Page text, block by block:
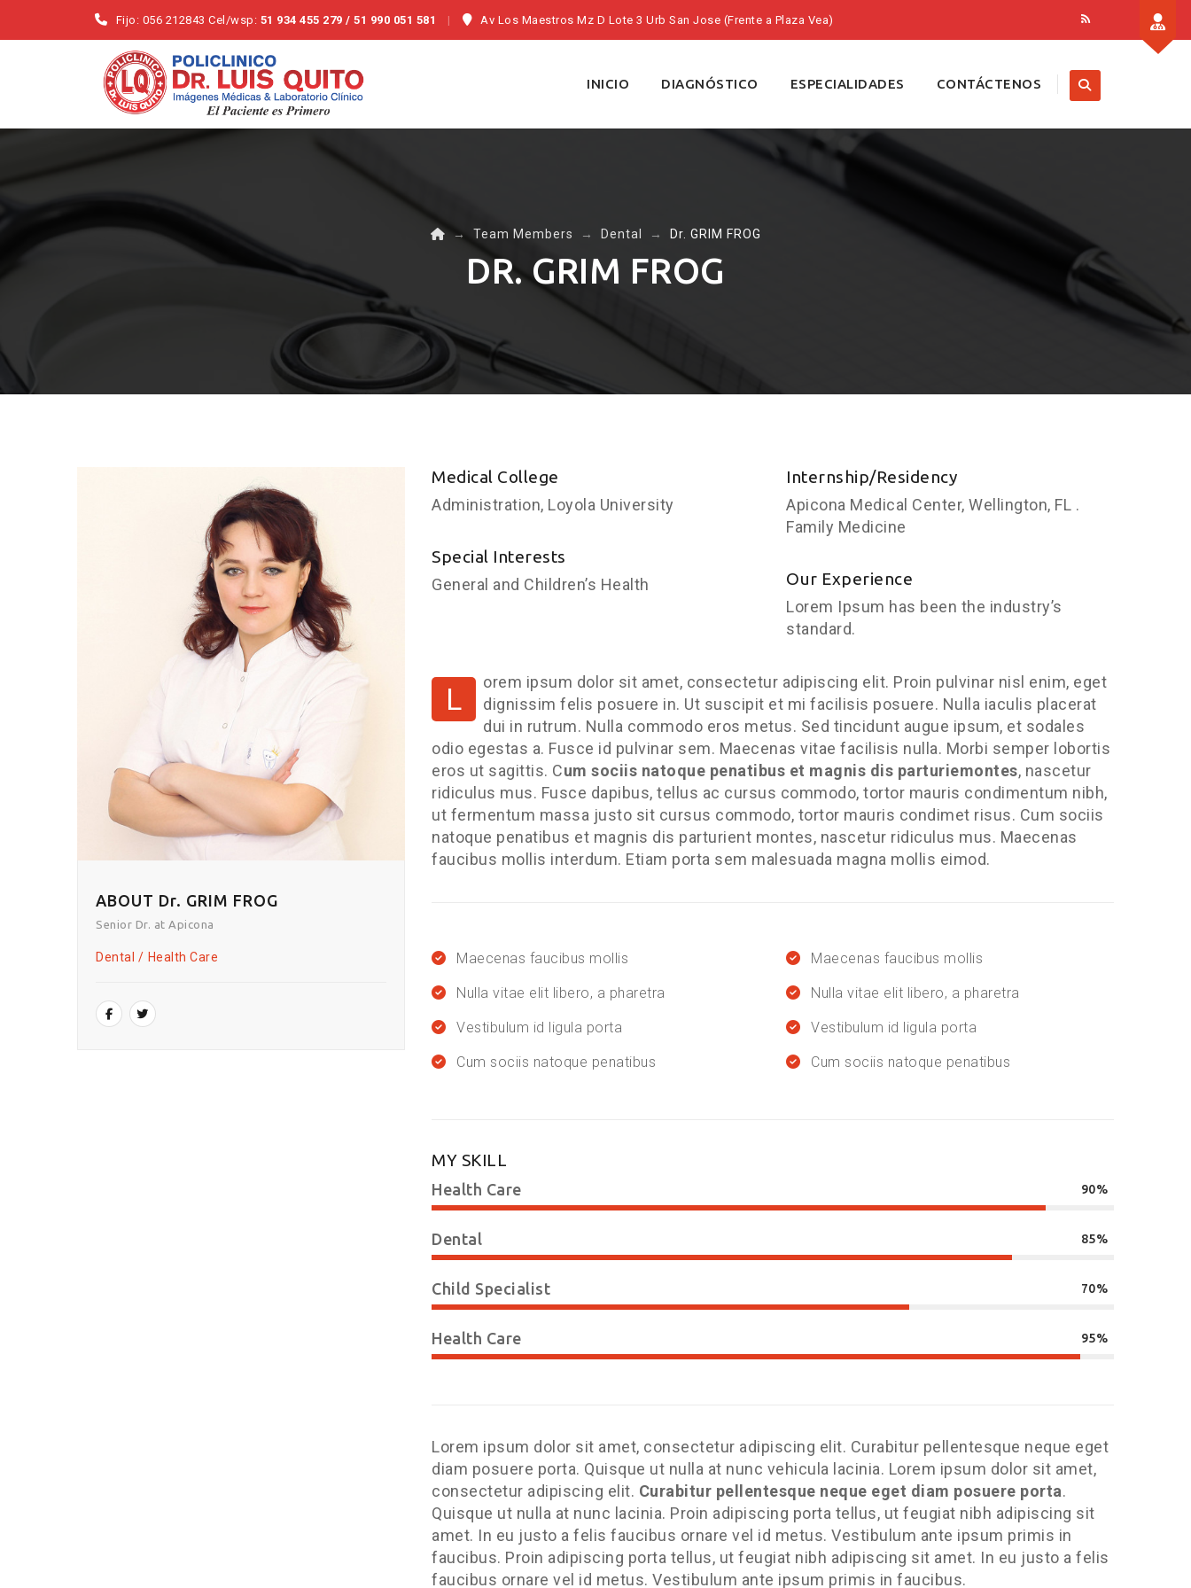
Fijo: 056 212843 Cel/wsp: 51 934 455 279 / 51 990 051 581 Av Los Maestros Mz D Lote 3 Urb San Jose (Frente a Plaza Vea)
content
INICIO DIAGNÓSTICO ESPECIALIDADES CONTÁCTENOS
→ Team Members → Dental → Dr. GRIM FROG
DR. GRIM FROG
ABOUT Dr. GRIM FROG
Senior Dr. at Apicona
Dental Health Care
Medical College
Administration, Loyola University
Special Interests
General and Children’s Health
Internship/Residency
Apicona Medical Center, Wellington, FL .
Family Medicine
Our Experience
Lorem Ipsum has been the industry’s
standard.
L
orem ipsum dolor sit amet, consectetur adipiscing elit. Proin pulvinar nisl enim, eget
dignissim felis posuere in. Ut suscipit et mi facilisis posuere. Nulla iaculis placerat
dui in rutrum. Nulla commodo eros metus. Sed tincidunt augue ipsum, et sodales
odio egestas a. Fusce id pulvinar sem. Maecenas vitae facilisis nulla. Morbi semper lobortis
eros ut sagittis. Cum sociis natoque penatibus et magnis dis parturiemontes, nascetur
ridiculus mus. Fusce dapibus, tellus ac cursus commodo, tortor mauris condimentum nibh,
ut fermentum massa justo sit cursus commodo, tortor mauris condimet risus. Cum sociis
natoque penatibus et magnis dis parturient montes, nascetur ridiculus mus. Maecenas
faucibus mollis interdum. Etiam porta sem malesuada magna mollis eimod.
Maecenas faucibus mollis
Nulla vitae elit libero, a pharetra
Vestibulum id ligula porta
Cum sociis natoque penatibus
Maecenas faucibus mollis
Nulla vitae elit libero, a pharetra
Vestibulum id ligula porta
Cum sociis natoque penatibus
MY SKILL
Health Care 90%
Dental 85%
Child Specialist 70%
Health Care 95%
Lorem ipsum dolor sit amet, consectetur adipiscing elit. Curabitur pellentesque neque eget
diam posuere porta. Quisque ut nulla at nunc vehicula lacinia. Lorem ipsum dolor sit amet,
consectetur adipiscing elit. Curabitur pellentesque neque eget diam posuere porta.
Quisque ut nulla at nunc lacinia. Proin adipiscing porta tellus, ut feugiat nibh adipiscing sit
amet. In eu justo a felis faucibus ornare vel id metus. Vestibulum ante ipsum primis in
faucibus. Proin adipiscing porta tellus, ut feugiat nibh adipiscing sit amet. In eu justo a felis
faucibus ornare vel id metus. Vestibulum ante ipsum primis in faucibus.